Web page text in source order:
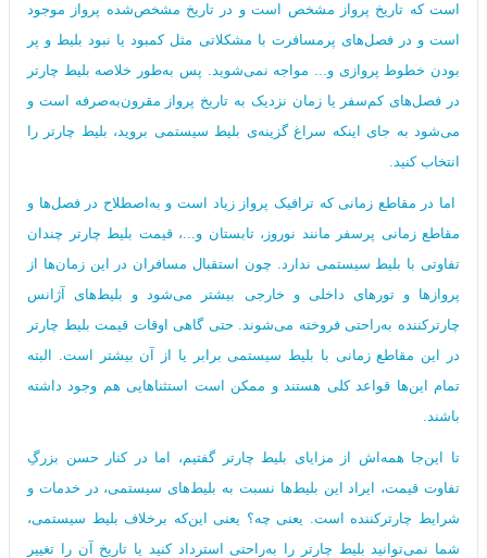
است که تاریخ پرواز مشخص است و در تاریخ مشخص‌شده پرواز موجود
است و در فصل‌های پرمسافرت با مشکلاتی مثل کمبود یا نبود بلیط و پر
بودن خطوط پروازی و... مواجه نمی‌شوید. پس به‌طور خلاصه بلیط چارتر
در فصل‌های کم‌سفر یا زمان‌ نزدیک به تاریخ پرواز مقرون‌به‌صرفه است و
می‌شود به جای اینکه سراغ گزینه‌ی بلیط سیستمی بروید، بلیط چارتر را
انتخاب کنید.
اما در مقاطع زمانی که ترافیک پرواز زیاد است و به‌اصطلاح در فصل‌ها و
مقاطع زمانی پرسفر مانند نوروز، تابستان و...، قیمت بلیط چارتر چندان
تفاوتی با بلیط سیستمی ندارد. چون استقبال مسافران در این زمان‌ها از
پروازها و تورهای داخلی و خارجی بیشتر می‌شود و بلیط‌های آژانس
چارترکننده به‌راحتی فروخته می‌شوند. حتی گاهی اوقات قیمت بلیط چارتر
در این مقاطع زمانی با بلیط سیستمی برابر یا از آن بیشتر است. البته
تمام این‌ها قواعد کلی هستند و ممکن است استثناهایی هم وجود داشته
باشند.
تا این‌جا همه‌اش از مزایای بلیط چارتر گفتیم، اما در کنار حسن بزرگِ
تفاوت قیمت، ایراد این بلیط‌ها نسبت به بلیط‌های سیستمی، در خدمات و
شرایط چارترکننده است. یعنی چه؟ یعنی این‌که برخلاف بلیط سیستمی،
شما نمی‌توانید بلیط چارتر را به‌راحتی استرداد کنید یا تاریخ آن را تغییر